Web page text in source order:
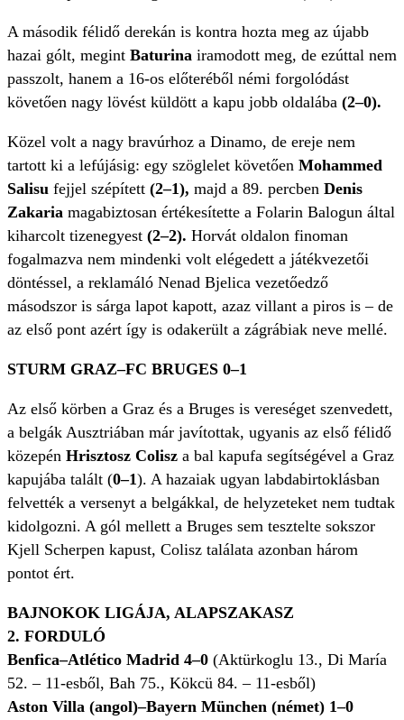
A második félidő derekán is kontra hozta meg az újabb
hazai gólt, megint Baturina iramodott meg, de ezúttal nem
passzolt, hanem a 16-os előteréből némi forgolódást
követően nagy lövést küldött a kapu jobb oldalába (2–0).
Közel volt a nagy bravúrhoz a Dinamo, de ereje nem
tartott ki a lefújásig: egy szöglelet követően Mohammed
Salisu fejjel szépített (2–1), majd a 89. percben Denis
Zakaria magabiztosan értékesítette a Folarin Balogun által
kiharcolt tizenegyest (2–2). Horvát oldalon finoman
fogalmazva nem mindenki volt elégedett a játékvezetői
döntéssel, a reklamáló Nenad Bjelica vezetőedző
másodszor is sárga lapot kapott, azaz villant a piros is – de
az első pont azért így is odakerült a zágrábiak neve mellé.
STURM GRAZ–FC BRUGES 0–1
Az első körben a Graz és a Bruges is vereséget szenvedett,
a belgák Ausztriában már javítottak, ugyanis az első félidő
közepén Hrisztosz Colisz a bal kapufa segítségével a Graz
kapujába talált (0–1). A hazaiak ugyan labdabirtoklásban
felvették a versenyt a belgákkal, de helyzeteket nem tudtak
kidolgozni. A gól mellett a Bruges sem tesztelte sokszor
Kjell Scherpen kapust, Colisz találata azonban három
pontot ért.
BAJNOKOK LIGÁJA, ALAPSZAKASZ
2. FORDULÓ
Benfica–Atlético Madrid 4–0 (Aktürkoglu 13., Di María
52. – 11-esből, Bah 75., Kökcü 84. – 11-esből)
Aston Villa (angol)–Bayern München (német) 1–0